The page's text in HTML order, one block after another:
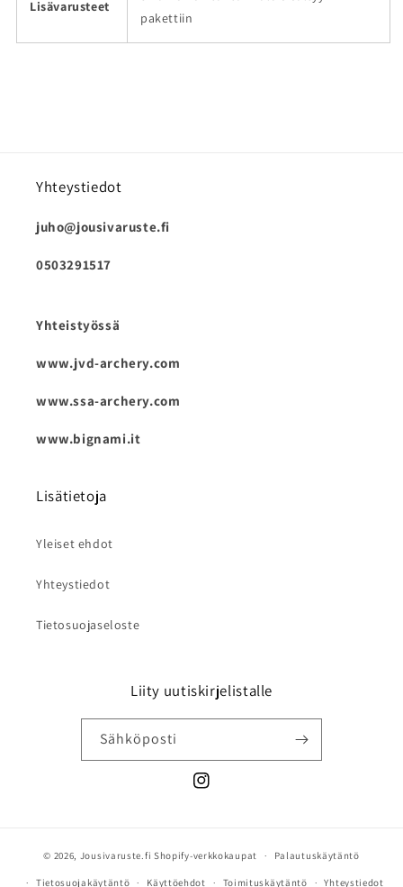
Lisävarusteet
pakettiin
Yhteystiedot
juho@jousivaruste.fi
0503291517
Yhteistyössä
www.jvd-archery.com
www.ssa-archery.com
www.bignami.it
Lisätietoja
Yleiset ehdot
Yhteystiedot
Tietosuojaseloste
Liity uutiskirjelistalle
Sähköposti
Instagram
© 2026, Jousivaruste.fi Shopify-verkkokaupat Palautuskäytäntö
Tietosuojakäytäntö Käyttöehdot Toimituskäytäntö Yhteystiedot